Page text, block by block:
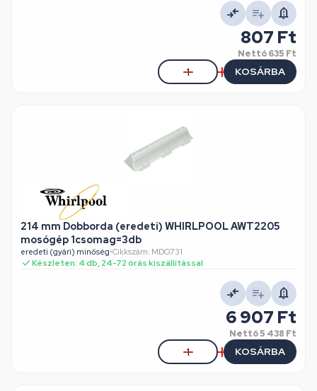
807 Ft
Nettó635 Ft
KOSÁRBA
214 mm Dobborda (eredeti) WHIRLPOOL AWT2205
mosógép 1csomag=3db
eredeti (gyári) minőség•Cikkszám: MDO731
Készleten: 4 db, 24-72 órás kiszállítással
6 907 Ft
Nettó5 438 Ft
KOSÁRBA